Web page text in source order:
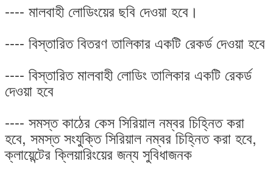
---- মালবাহী লোডিংয়ের ছবি দেওয়া হবে।
---- বিস্তারিত বিতরণ তালিকার একটি রেকর্ড দেওয়া হবে
---- বিস্তারিত মালবাহী লোডিং তালিকার একটি রেকর্ড
দেওয়া হবে
---- সমস্ত কাঠের কেস সিরিয়াল নম্বর চিহ্নিত করা
হবে, সমস্ত সংযুক্তি সিরিয়াল নম্বর চিহ্নিত করা হবে,
ক্লায়েন্টের ক্লিয়ারিংয়ের জন্য সুবিধাজনক